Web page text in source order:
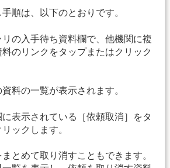
順は、以下のとおりです。
の入手待ち資料欄で、他機関に複
のリンクをタップまたはクリック
料の一覧が表示されます。
表示されている［依頼取消］をタ
ックします。
とめて取り消すこともできます。